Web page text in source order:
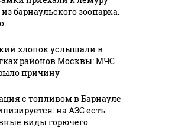
Межпоселковые
автобусы
Чемальском
районе
барнаульского зоопарка.
хлопок услышали в
районов Москвы: МЧС
причину
с топливом в Барнауле
на АЗС есть
виды горючего